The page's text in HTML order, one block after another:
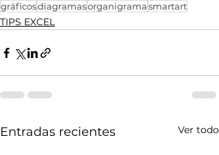
gráficosdiagramasorganigramasmartart
TIPS EXCEL
Entradas recientes Ver todo